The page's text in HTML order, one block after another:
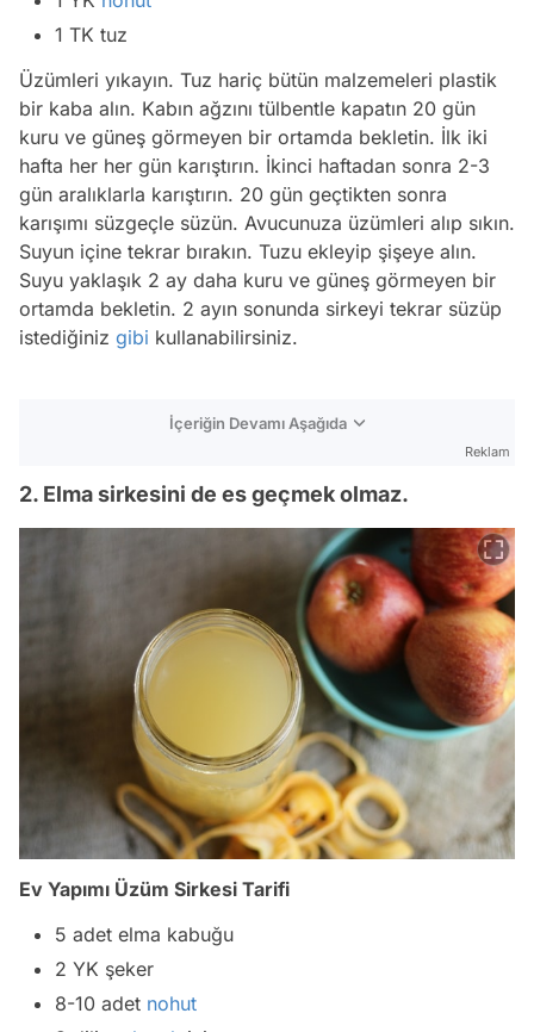
1 TK tuz
Üzümleri yıkayın. Tuz hariç bütün malzemeleri plastik
bir kaba alın. Kabın ağzını tülbentle kapatın 20 gün
kuru ve güneş görmeyen bir ortamda bekletin. İlk iki
hafta her her gün karıştırın. İkinci haftadan sonra 2-3
gün aralıklarla karıştırın. 20 gün geçtikten sonra
karışımı süzgeçle süzün. Avucunuza üzümleri alıp sıkın.
Suyun içine tekrar bırakın. Tuzu ekleyip şişeye alın.
Suyu yaklaşık 2 ay daha kuru ve güneş görmeyen bir
ortamda bekletin. 2 ayın sonunda sirkeyi tekrar süzüp
istediğiniz gibi kullanabilirsiniz.
İçeriğin Devamı Aşağıda
Reklam
2. Elma sirkesini de es geçmek olmaz.
Ev Yapımı Üzüm Sirkesi Tarifi
5 adet elma kabuğu
2 YK şeker
8-10 adet nohut